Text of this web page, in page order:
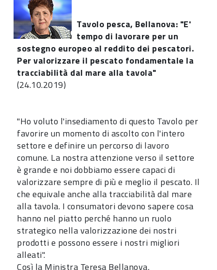
Tavolo pesca, Bellanova: "E'
tempo di lavorare per un
sostegno europeo al reddito dei pescatori.
Per valorizzare il pescato fondamentale la
tracciabilità dal mare alla tavola"
(24.10.2019)
"Ho voluto l'insediamento di questo Tavolo per
favorire un momento di ascolto con l'intero
settore e definire un percorso di lavoro
comune. La nostra attenzione verso il settore
è grande e noi dobbiamo essere capaci di
valorizzare sempre di più e meglio il pescato. Il
che equivale anche alla tracciabilità dal mare
alla tavola. I consumatori devono sapere cosa
hanno nel piatto perché hanno un ruolo
strategico nella valorizzazione dei nostri
prodotti e possono essere i nostri migliori
alleati".
Così la Ministra Teresa Bellanova,